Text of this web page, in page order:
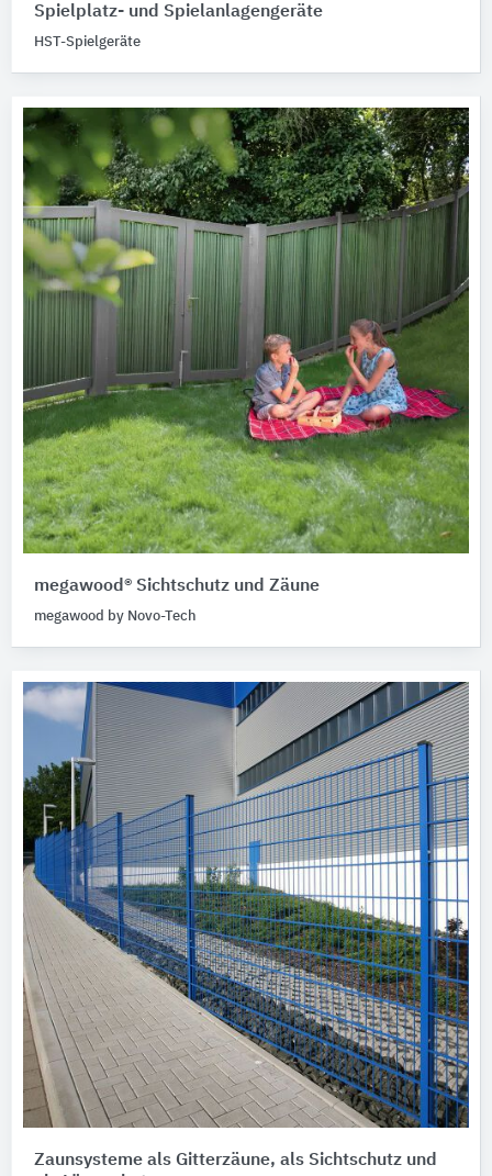
Spielplatz- und Spielanlagengeräte
HST-Spielgeräte
megawood® Sichtschutz und Zäune
megawood by Novo-Tech
Zaunsysteme als Gitterzäune, als Sichtschutz und